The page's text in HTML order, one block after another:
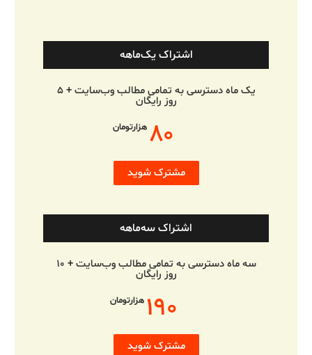
اشتراک یک‌ماهه
یک ماه دسترسی به تمامی مطالب وب‌سایت + ۵
روز رایگان
۸۰ هزارتومان
مشترک شوید
اشتراک سه‌ماهه
سه ماه دسترسی به تمامی مطالب وب‌سایت + ۱۰
روز رایگان
۱۹۰ هزارتومان
مشترک شوید